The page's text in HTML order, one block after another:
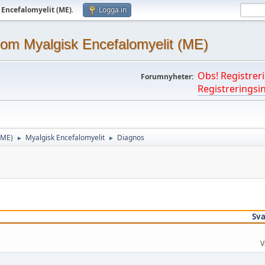
(ME). Logga in
Myalgisk Encefalomyelit (ME)
Forumnyheter: Obs!
► Myalgisk Encefalomyelit ► Diagnos